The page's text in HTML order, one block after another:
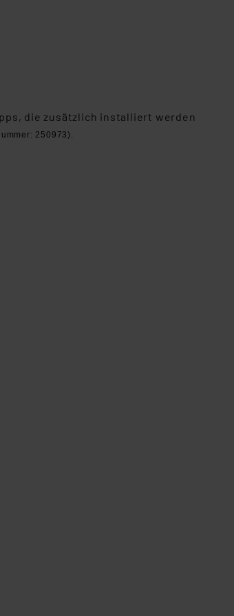
die zusätzlich installiert werden
250973).